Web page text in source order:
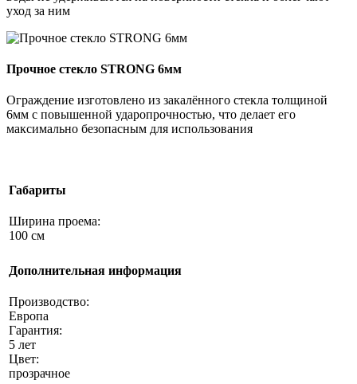
уход за ним
Прочное стекло STRONG 6мм
Ограждение изготовлено из закалённого стекла толщиной
6мм с повышенной ударопрочностью, что делает его
максимально безопасным для использования
Габариты
Ширина проема:
100 см
Дополнительная информация
Производство:
Европа
Гарантия:
5 лет
Цвет:
прозрачное